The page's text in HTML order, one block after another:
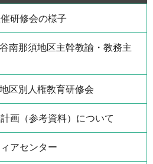
研修会の様子
南那須地区主幹教諭・教務主
区別人権教育研修会
画（参考資料）について
アセンター